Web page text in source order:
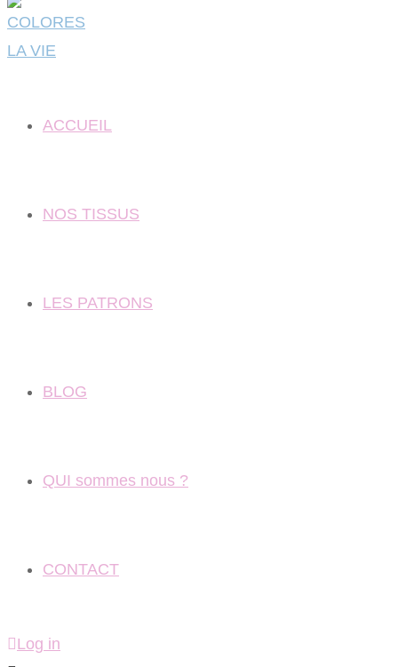
ACCUEIL
NOS TISSUS
LES PATRONS
BLOG
QUI sommes nous ?
CONTACT
Log in